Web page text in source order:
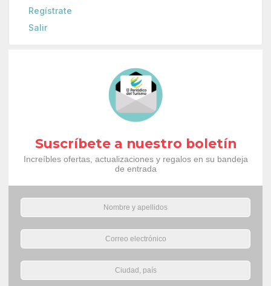
Regístrate
Salir
Suscríbete a nuestro boletín
Increíbles ofertas, actualizaciones y regalos en su bandeja
de entrada